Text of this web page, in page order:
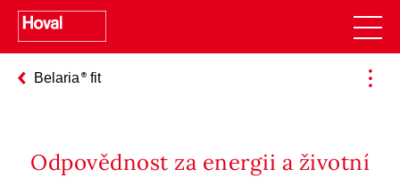
Belaria fit
Odpovědnost za energii a životní